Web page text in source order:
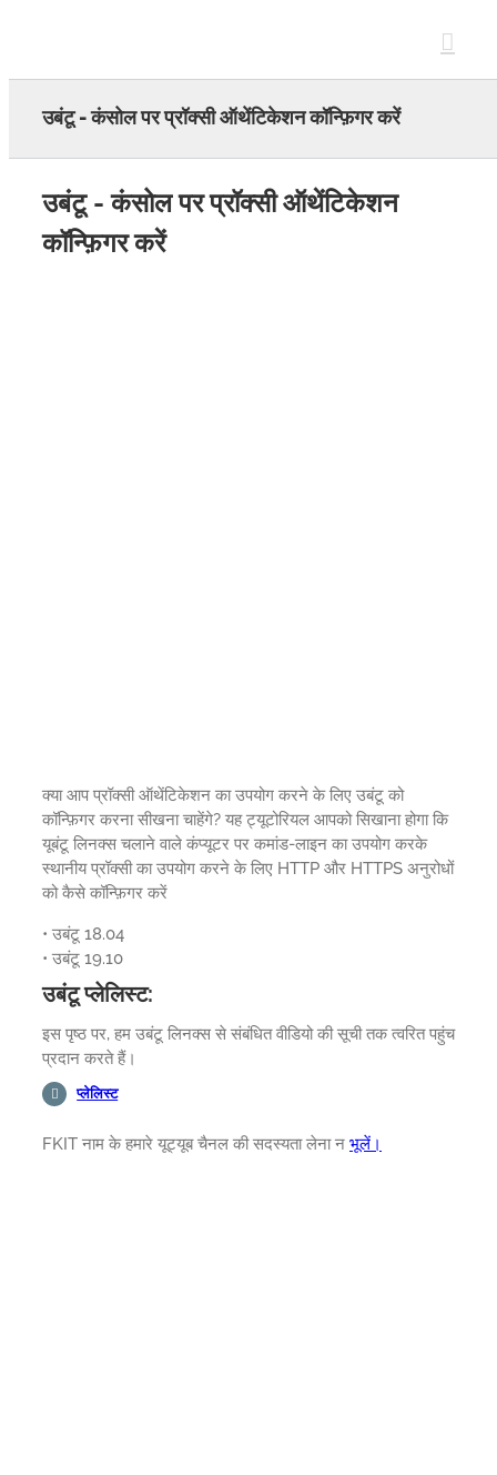
उबंटू - कंसोल पर प्रॉक्सी ऑथेंटिकेशन कॉन्फ़िगर करें
उबंटू - कंसोल पर प्रॉक्सी ऑथेंटिकेशन
कॉन्फ़िगर करें
क्या आप प्रॉक्सी ऑथेंटिकेशन का उपयोग करने के लिए उबंटू को
कॉन्फ़िगर करना सीखना चाहेंगे? यह ट्यूटोरियल आपको सिखाना होगा कि
यूबंटू लिनक्स चलाने वाले कंप्यूटर पर कमांड-लाइन का उपयोग करके
स्थानीय प्रॉक्सी का उपयोग करने के लिए HTTP और HTTPS अनुरोधों
को कैसे कॉन्फ़िगर करें
• उबंटू 18.04
• उबंटू 19.10
उबंटू प्लेलिस्ट:
इस पृष्ठ पर, हम उबंटू लिनक्स से संबंधित वीडियो की सूची तक त्वरित पहुंच
प्रदान करते हैं।
प्लेलिस्ट
FKIT नाम के हमारे यूट्यूब चैनल की सदस्यता लेना न भूलें।